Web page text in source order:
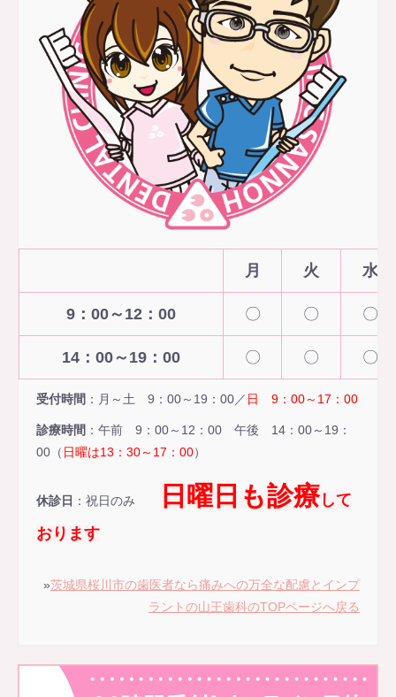
月 火 水
9：00～12：00 〇 〇 〇
14：00～19：00 〇 〇 〇
受付時間 ：月～土 9：00～19：00／ 日 9：00～17：00
診療時間 ：午前 9：00～12：00 午後 14：00～19：
00（ 日曜は13：30～17：00）
休診日 ：祝日のみ 日曜日も診療して
おります
»茨城県桜川市の歯医者なら痛みへの万全な配慮とインプ
ラントの山王歯科のTOPページへ戻る